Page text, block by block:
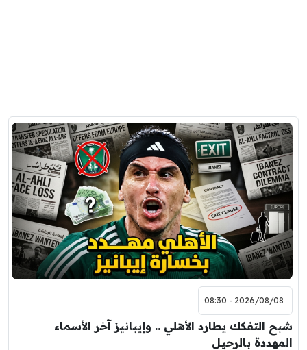
2026/08/08 - 08:30
شبح التفكك يطارد الأهلي .. وإيبانيز آخر الأسماء
المهددة بالرحيل